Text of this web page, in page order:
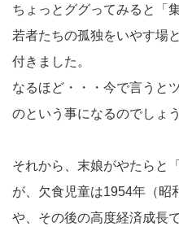
ちょっとググってみると「
若者たちの孤独をいやす場
付きました。
なるほど・・・今で言うと
のという事になるのでしょ
それから、末娘がやたらと
が、欠食児童は1954年（昭
や、その後の高度経済成長